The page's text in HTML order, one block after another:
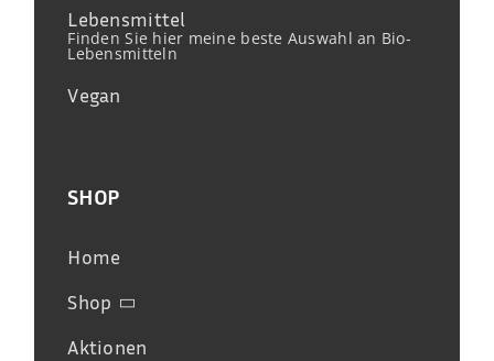
Lebensmittel
Finden Sie hier meine beste Auswahl an Bio-
Lebensmitteln
Vegan
SHOP
Home
Shop
Aktionen